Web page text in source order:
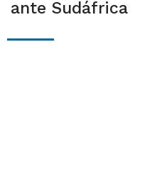
ante Sudáfrica